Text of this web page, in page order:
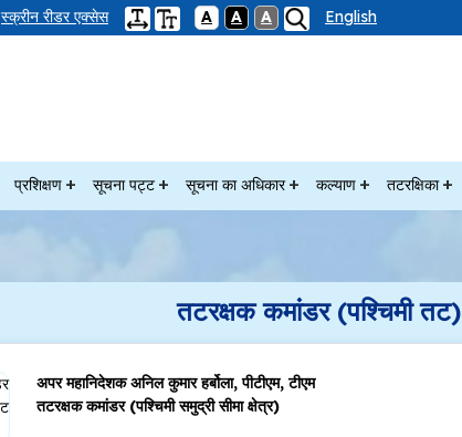
स्क्रीन रीडर एक्सेस A A A English
प्रशिक्षण सूचना पट्ट सूचना का अधिकार कल्याण तटरक्षिका
तटरक्षक कमांडर (पश्चिमी तट)
अपर महानिदेशक अनिल कुमार हर्बोला, पीटीएम, टीएम
तटरक्षक कमांडर (पश्चिमी समुद्री सीमा क्षेत्र)